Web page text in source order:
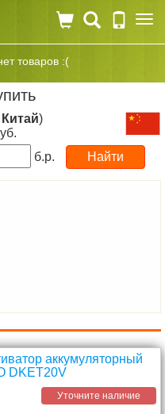
товаров :(
Китай)
б.р.
аккумуляторный
DKET20V
Уточните наличие